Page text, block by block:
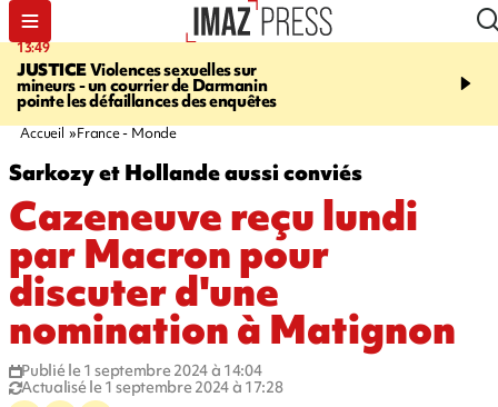
13:49
JUSTICEViolences sexuelles sur
mineurs - un courrier de Darmanin
pointe les défaillances des enquêtes
17:59
Corniche - la route du
Accueil France - Monde
Sarkozy et Hollande aussi conviés
Cazeneuve reçu lundi
par Macron pour
discuter d'une
nomination à Matignon
Publié le 1 septembre 2024 à 14:04
Actualisé le 1 septembre 2024 à 17:28